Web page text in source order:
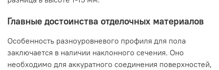
Главные достоинства отделочных материалов
Особенность разноуровневого профиля для пола
заключается в наличии наклонного сечения. Оно
необходимо для аккуратного соединения поверхностей,